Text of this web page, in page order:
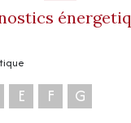
E F G